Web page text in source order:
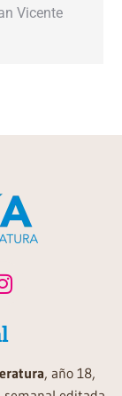
Vicente
, año 18,